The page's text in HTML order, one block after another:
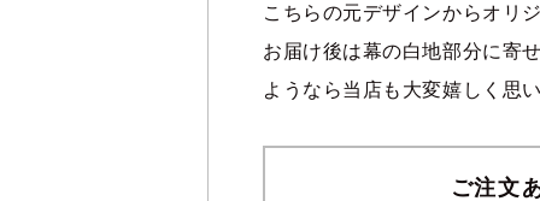
こちらの元デザインからオリ
お届け後は幕の白地部分に寄
ようなら当店も大変嬉しく思
ご注文